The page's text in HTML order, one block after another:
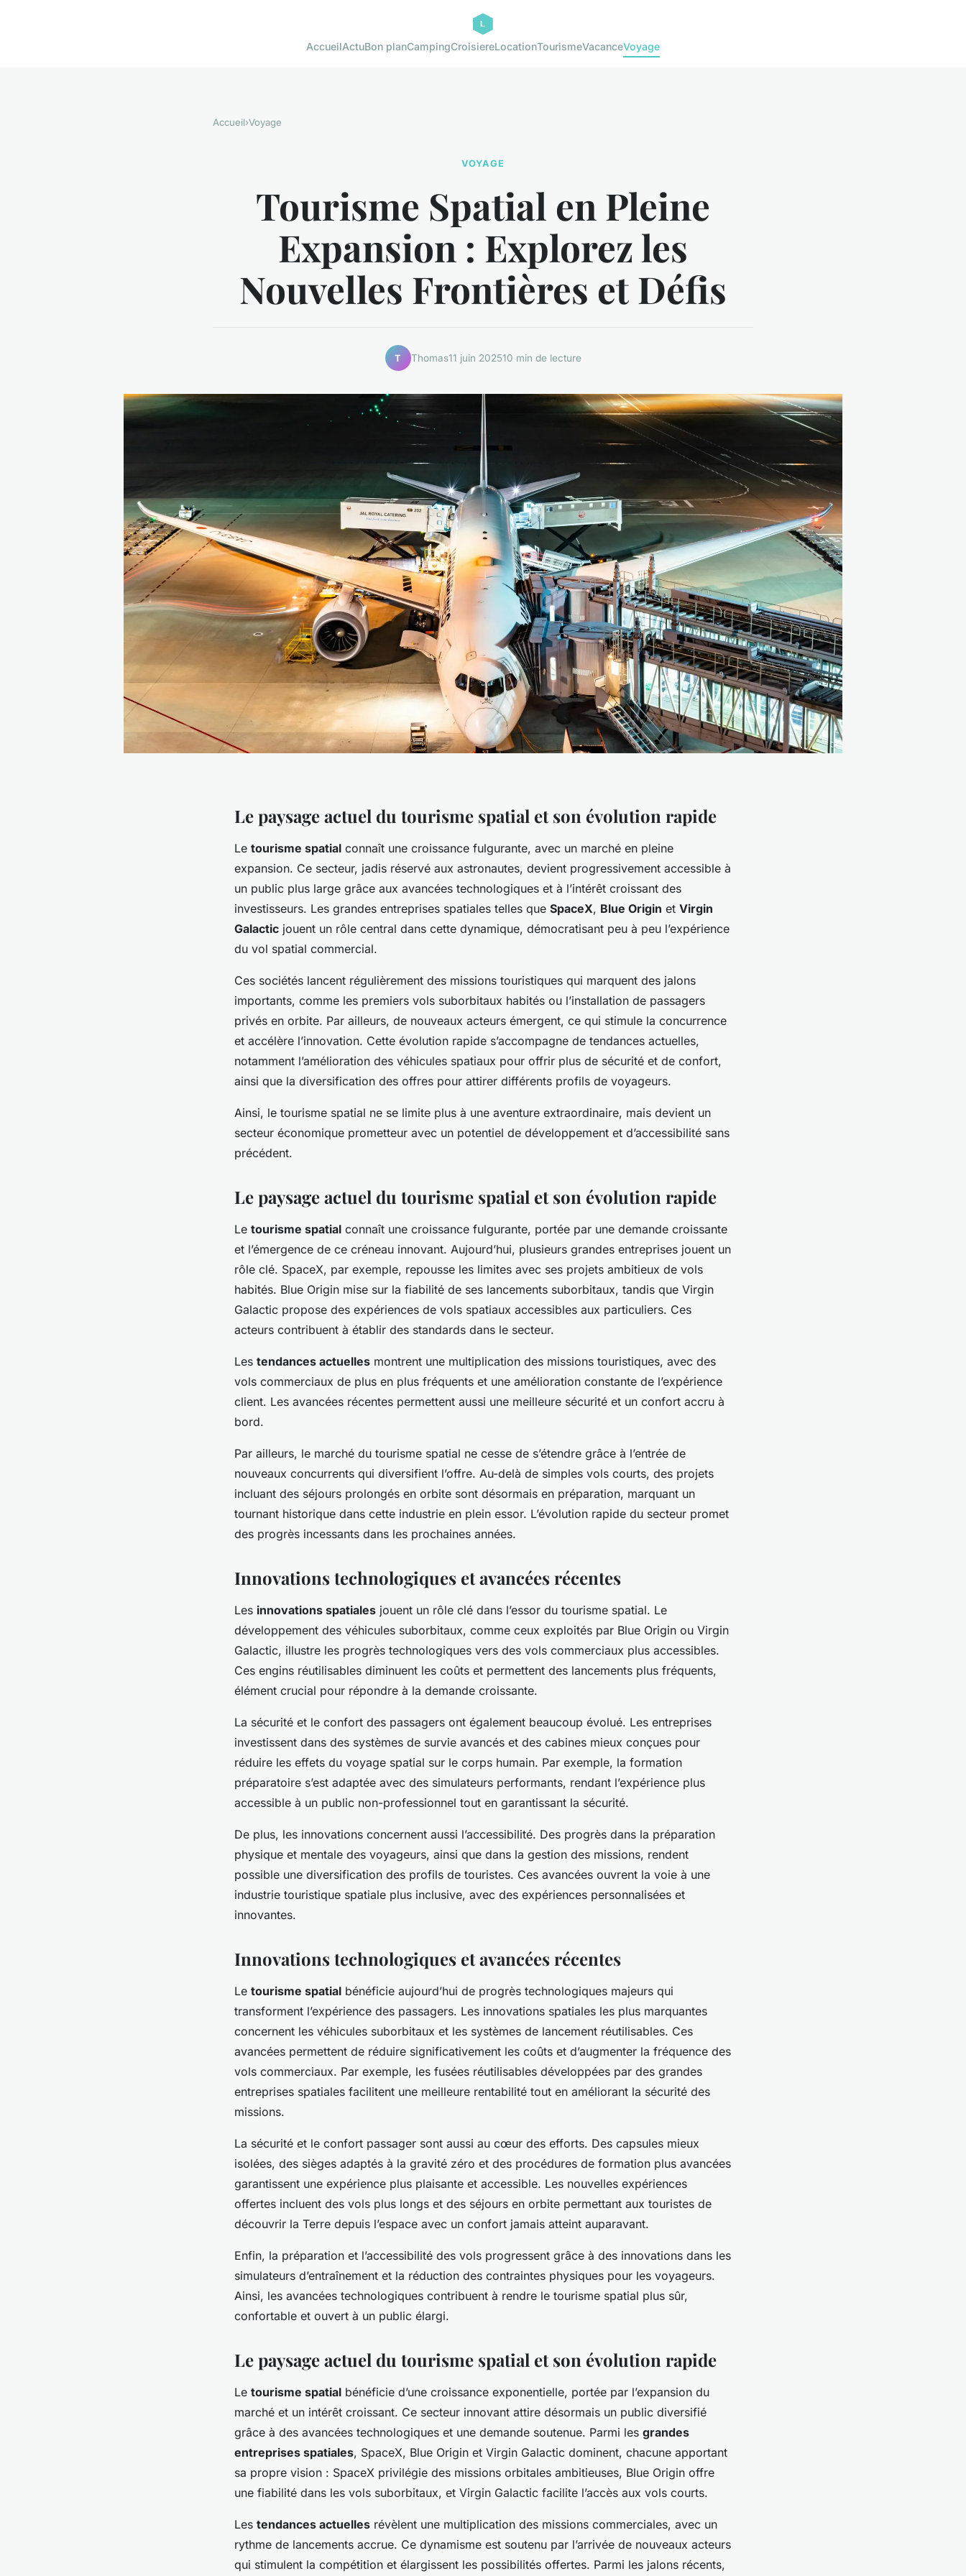
AccueilActuBon planCampingCroisiereLocationTourismeVacanceVoyage
Accueil›Voyage
VOYAGE
Tourisme Spatial en Pleine
Expansion : Explorez les
Nouvelles Frontières et Défis
T Thomas11 juin 202510 min de lecture
Le paysage actuel du tourisme spatial et son évolution rapide
Le tourisme spatial connaît une croissance fulgurante, avec un marché en pleine
expansion. Ce secteur, jadis réservé aux astronautes, devient progressivement accessible à
un public plus large grâce aux avancées technologiques et à l’intérêt croissant des
investisseurs. Les grandes entreprises spatiales telles que SpaceX, Blue Origin et Virgin
Galactic jouent un rôle central dans cette dynamique, démocratisant peu à peu l’expérience
du vol spatial commercial.
Ces sociétés lancent régulièrement des missions touristiques qui marquent des jalons
importants, comme les premiers vols suborbitaux habités ou l’installation de passagers
privés en orbite. Par ailleurs, de nouveaux acteurs émergent, ce qui stimule la concurrence
et accélère l’innovation. Cette évolution rapide s’accompagne de tendances actuelles,
notamment l’amélioration des véhicules spatiaux pour offrir plus de sécurité et de confort,
ainsi que la diversification des offres pour attirer différents profils de voyageurs.
Ainsi, le tourisme spatial ne se limite plus à une aventure extraordinaire, mais devient un
secteur économique prometteur avec un potentiel de développement et d’accessibilité sans
précédent.
Le paysage actuel du tourisme spatial et son évolution rapide
Le tourisme spatial connaît une croissance fulgurante, portée par une demande croissante
et l’émergence de ce créneau innovant. Aujourd’hui, plusieurs grandes entreprises jouent un
rôle clé. SpaceX, par exemple, repousse les limites avec ses projets ambitieux de vols
habités. Blue Origin mise sur la fiabilité de ses lancements suborbitaux, tandis que Virgin
Galactic propose des expériences de vols spatiaux accessibles aux particuliers. Ces
acteurs contribuent à établir des standards dans le secteur.
Les tendances actuelles montrent une multiplication des missions touristiques, avec des
vols commerciaux de plus en plus fréquents et une amélioration constante de l’expérience
client. Les avancées récentes permettent aussi une meilleure sécurité et un confort accru à
bord.
Par ailleurs, le marché du tourisme spatial ne cesse de s’étendre grâce à l’entrée de
nouveaux concurrents qui diversifient l’offre. Au-delà de simples vols courts, des projets
incluant des séjours prolongés en orbite sont désormais en préparation, marquant un
tournant historique dans cette industrie en plein essor. L’évolution rapide du secteur promet
des progrès incessants dans les prochaines années.
Innovations technologiques et avancées récentes
Les innovations spatiales jouent un rôle clé dans l’essor du tourisme spatial. Le
développement des véhicules suborbitaux, comme ceux exploités par Blue Origin ou Virgin
Galactic, illustre les progrès technologiques vers des vols commerciaux plus accessibles.
Ces engins réutilisables diminuent les coûts et permettent des lancements plus fréquents,
élément crucial pour répondre à la demande croissante.
La sécurité et le confort des passagers ont également beaucoup évolué. Les entreprises
investissent dans des systèmes de survie avancés et des cabines mieux conçues pour
réduire les effets du voyage spatial sur le corps humain. Par exemple, la formation
préparatoire s’est adaptée avec des simulateurs performants, rendant l’expérience plus
accessible à un public non-professionnel tout en garantissant la sécurité.
De plus, les innovations concernent aussi l’accessibilité. Des progrès dans la préparation
physique et mentale des voyageurs, ainsi que dans la gestion des missions, rendent
possible une diversification des profils de touristes. Ces avancées ouvrent la voie à une
industrie touristique spatiale plus inclusive, avec des expériences personnalisées et
innovantes.
Innovations technologiques et avancées récentes
Le tourisme spatial bénéficie aujourd’hui de progrès technologiques majeurs qui
transforment l’expérience des passagers. Les innovations spatiales les plus marquantes
concernent les véhicules suborbitaux et les systèmes de lancement réutilisables. Ces
avancées permettent de réduire significativement les coûts et d’augmenter la fréquence des
vols commerciaux. Par exemple, les fusées réutilisables développées par des grandes
entreprises spatiales facilitent une meilleure rentabilité tout en améliorant la sécurité des
missions.
La sécurité et le confort passager sont aussi au cœur des efforts. Des capsules mieux
isolées, des sièges adaptés à la gravité zéro et des procédures de formation plus avancées
garantissent une expérience plus plaisante et accessible. Les nouvelles expériences
offertes incluent des vols plus longs et des séjours en orbite permettant aux touristes de
découvrir la Terre depuis l’espace avec un confort jamais atteint auparavant.
Enfin, la préparation et l’accessibilité des vols progressent grâce à des innovations dans les
simulateurs d’entraînement et la réduction des contraintes physiques pour les voyageurs.
Ainsi, les avancées technologiques contribuent à rendre le tourisme spatial plus sûr,
confortable et ouvert à un public élargi.
Le paysage actuel du tourisme spatial et son évolution rapide
Le tourisme spatial bénéficie d’une croissance exponentielle, portée par l’expansion du
marché et un intérêt croissant. Ce secteur innovant attire désormais un public diversifié
grâce à des avancées technologiques et une demande soutenue. Parmi les grandes
entreprises spatiales, SpaceX, Blue Origin et Virgin Galactic dominent, chacune apportant
sa propre vision : SpaceX privilégie des missions orbitales ambitieuses, Blue Origin offre
une fiabilité dans les vols suborbitaux, et Virgin Galactic facilite l’accès aux vols courts.
Les tendances actuelles révèlent une multiplication des missions commerciales, avec un
rythme de lancements accrue. Ce dynamisme est soutenu par l’arrivée de nouveaux acteurs
qui stimulent la compétition et élargissent les possibilités offertes. Parmi les jalons récents,